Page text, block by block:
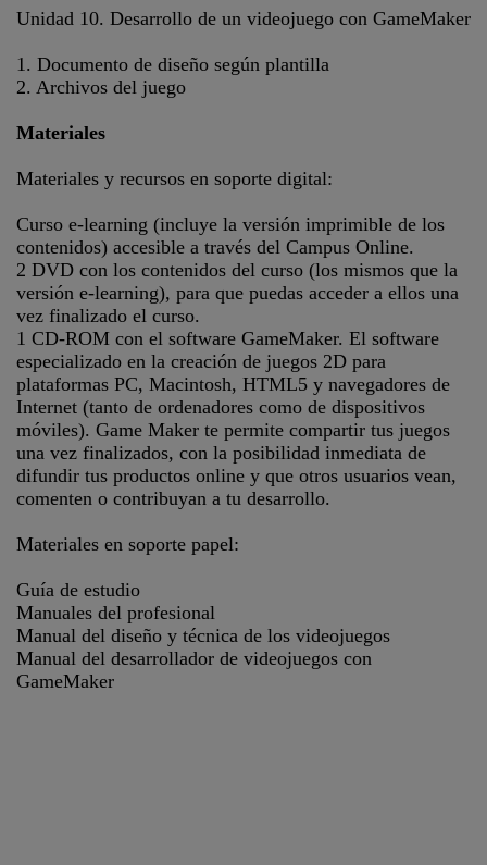
Unidad 10. Desarrollo de un videojuego con GameMaker
1. Documento de diseño según plantilla
2. Archivos del juego
Materiales
Materiales y recursos en soporte digital:
Curso e-learning (incluye la versión imprimible de los
contenidos) accesible a través del Campus Online.
2 DVD con los contenidos del curso (los mismos que la
versión e-learning), para que puedas acceder a ellos una
vez finalizado el curso.
1 CD-ROM con el software GameMaker. El software
especializado en la creación de juegos 2D para
plataformas PC, Macintosh, HTML5 y navegadores de
Internet (tanto de ordenadores como de dispositivos
móviles). Game Maker te permite compartir tus juegos
una vez finalizados, con la posibilidad inmediata de
difundir tus productos online y que otros usuarios vean,
comenten o contribuyan a tu desarrollo.
Materiales en soporte papel:
Guía de estudio
Manuales del profesional
Manual del diseño y técnica de los videojuegos
Manual del desarrollador de videojuegos con
GameMaker